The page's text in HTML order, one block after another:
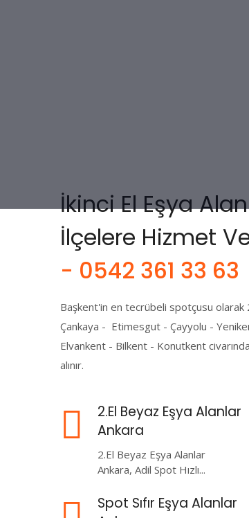
İkinci El Eşya
İlçelere Hizmet
- 0542 361 33 63
Başkent'in en tecrübeli spotçusu olarak
Çankaya - Etimesgut - Çayyolu -
Elvankent - Bilkent - Konutkent
alınır.
2.El Beyaz Eşya Alanlar
Ankara
2.El Beyaz Eşya Alanlar
Ankara, Adil Spot Hızlı...
Spot Sıfır Eşya Alanlar